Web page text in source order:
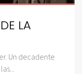
LA
Un decadente